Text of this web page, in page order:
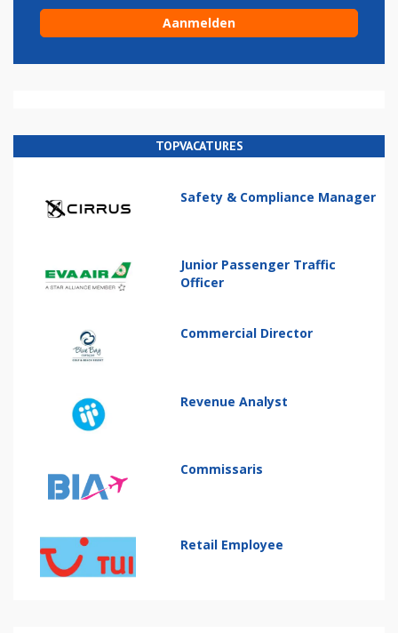
TOPVACATURES
Safety & Compliance Manager
Junior Passenger Traffic
Officer
Commercial Director
Revenue Analyst
Commissaris
Retail Employee